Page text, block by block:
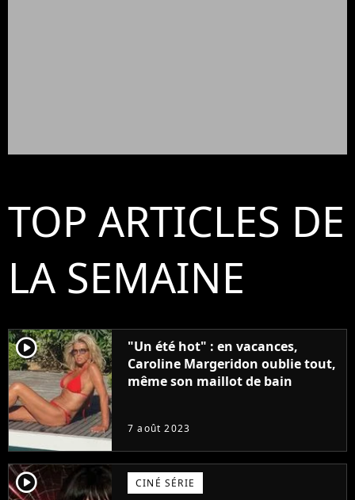
TOP ARTICLES DE
LA SEMAINE
player2
"Un été hot" : en vacances,
Caroline Margeridon oublie tout,
même son maillot de bain
7 août 2023
player2 CINÉ SÉRIE